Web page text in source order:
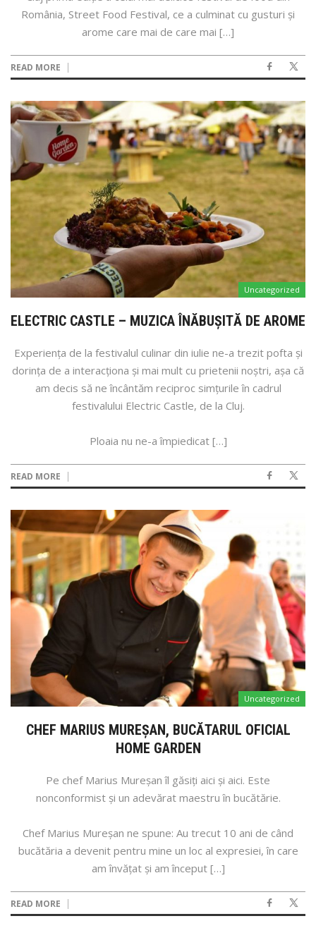
România, Street Food Festival, ce a culminat cu gusturi și
arome care mai de care mai […]
READ MORE
Uncategorized
ELECTRIC CASTLE – MUZICA ÎNĂBUȘITĂ DE AROME
Experiența de la festivalul culinar din iulie ne-a trezit pofta și
dorința de a interacționa și mai mult cu prietenii noștri, așa că
am decis să ne încântăm reciproc simțurile în cadrul
festivalului Electric Castle, de la Cluj.
Ploaia nu ne-a împiedicat […]
READ MORE
Uncategorized
CHEF MARIUS MUREȘAN, BUCĂTARUL OFICIAL
HOME GARDEN
Pe chef Marius Mureșan îl găsiți aici și aici. Este
nonconformist și un adevărat maestru în bucătărie.
Chef Marius Mureșan ne spune: Au trecut 10 ani de când
bucătăria a devenit pentru mine un loc al expresiei, în care
am învățat și am început […]
READ MORE